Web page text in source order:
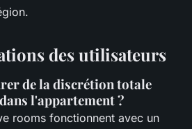
des utilisateurs
de la discrétion totale
l'appartement ?
rooms fonctionnent avec un